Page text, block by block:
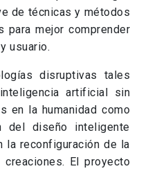
de técnicas y métodos
para mejor comprender
usuario.
disruptivas tales
artificial sin
en la humanidad como
del diseño inteligente
la reconfiguración de la
El proyecto